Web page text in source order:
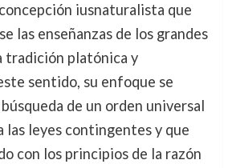
iusnaturalista que
las enseñanzas de los grandes
tradición platónica y
sentido, su enfoque se
de un orden universal
las leyes contingentes y que
con los principios de la razón